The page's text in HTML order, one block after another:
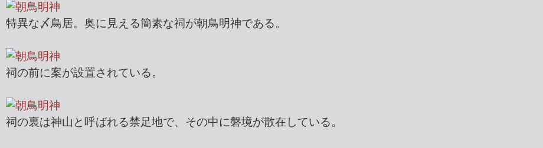
特異な〆鳥居。奥に見える簡素な祠が朝鳥明神である。
祠の前に案が設置されている。
祠の裏は神山と呼ばれる禁足地で、その中に磐境が散在している。